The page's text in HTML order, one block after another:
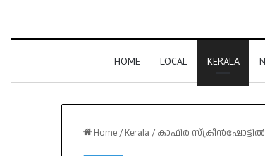
HOME LOCAL KERALA
Home/ Kerala / കാഫിർ